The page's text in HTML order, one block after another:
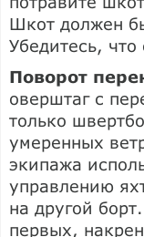
Шкот должен
Убедитесь,
Поворот
оверштаг с
только
умеренных
экипажа
управлению
на другой
первых,